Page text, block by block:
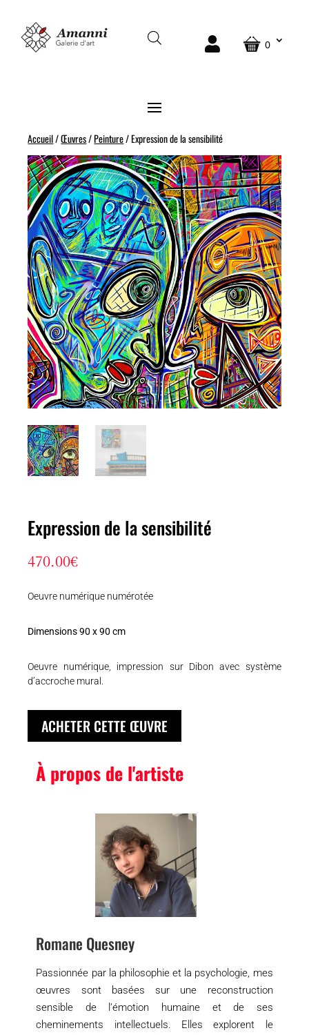
0
Accueil/Œuvres/Peinture/ Expression de la sensibilité
Expression de la sensibilité
470.00€
Oeuvre numérique numérotée
Dimensions 90 x 90 cm
Oeuvre numérique, impression sur Dibon avec système
d’accroche mural.
ACHETER CETTE ŒUVRE
À propos de l'artiste
Romane Quesney
Passionnée par la philosophie et la psychologie, mes
œuvres sont basées sur une reconstruction
sensible de l’émotion humaine et de ses
cheminements intellectuels. Elles explorent le